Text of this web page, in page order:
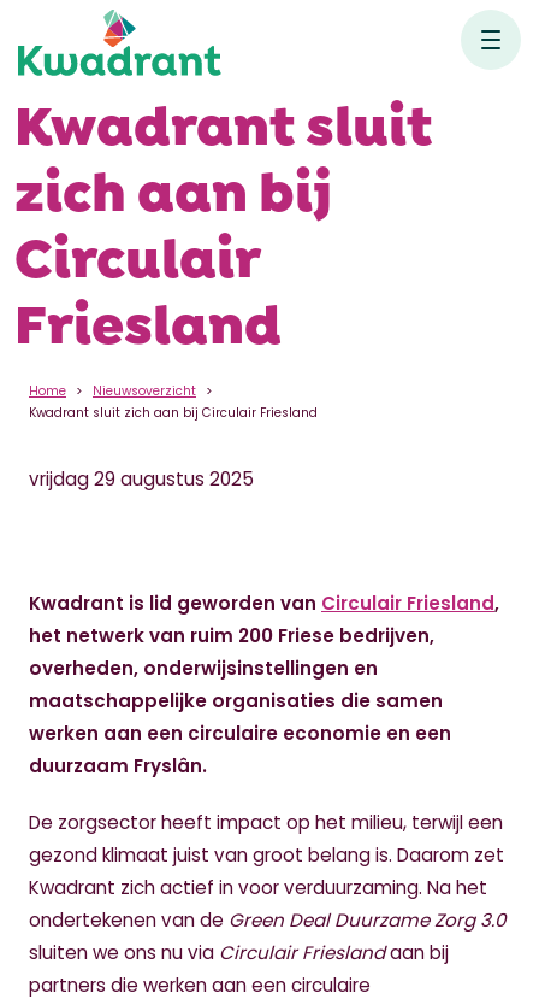
Kwadrant sluit
zich aan bij
Circulair
Friesland
Home
Nieuwsoverzicht
Kwadrant sluit zich aan bij Circulair Friesland
vrijdag 29 augustus 2025
Kwadrant is lid geworden van Circulair Friesland,
het netwerk van ruim 200 Friese bedrijven,
overheden, onderwijsinstellingen en
maatschappelijke organisaties die samen
werken aan een circulaire economie en een
duurzaam Fryslân.
De zorgsector heeft impact op het milieu, terwijl een
gezond klimaat juist van groot belang is. Daarom zet
Kwadrant zich actief in voor verduurzaming. Na het
ondertekenen van de Green Deal Duurzame Zorg 3.0
sluiten we ons nu via Circulair Frieslandaan bij
partners die werken aan een circulaire